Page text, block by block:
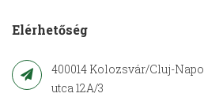
Elérhetőség
400014 Kolozsvár/Cluj-
utca 12A/3